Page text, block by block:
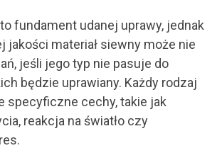
fundament udanej uprawy, jednak
jakości materiał siewny może nie
jeśli jego typ nie pasuje do
będzie uprawiany. Każdy rodzaj
specyficzne cechy, takie jak
reakcja na światło czy